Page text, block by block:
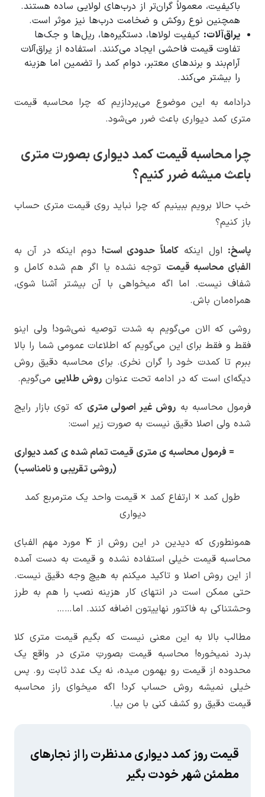
باکیفیت، معمولاً گران‌تر از درب‌های لولایی ساده هستند.
همچنین نوع روکش و ضخامت درب‌ها نیز موثر است.
یراق‌آلات: کیفیت لولاها، دستگیره‌ها، ریل‌ها و جک‌ها
تفاوت قیمت فاحشی ایجاد می‌کنند. استفاده از یراق‌آلات
آرام‌بند و برندهای معتبر، دوام کمد را تضمین اما هزینه
را بیشتر می‌کند.
درادامه به این موضوع می‌پردازیم که چرا محاسبه قیمت
متری کمد دیواری باعث ضرر می‌شود.
چرا محاسبه قیمت کمد دیواری بصورت متری
باعث میشه ضرر کنیم؟
خب حالا برویم ببینیم که چرا نباید روی قیمت متری حساب
باز کنیم؟
پاسخ: اول اینکهکاملاً حدودی است! دوم اینکه در آن به
الفبای محاسبه قیمت توجه نشده یا اگر هم شده کامل و
شفاف نیست. اما اگه میخواهی با آن بیشتر آشنا شوی،
همراه‌مان باش.
روشی که الان می‌گویم به شدت توصیه نمی‌شود! ولی اینو
فقط و فقط برای این می‌گویم که اطلاعات عمومی شما را بالا
ببرم تا کمدت خود را گران نخری. برای محاسبه دقیق روش
دیگه‌ای است که در ادامه تحت عنوان روش طلایی می‌گویم.
فرمول محاسبه به روش غیر اصولی متری که توی بازار رایج
شده ولی اصلا دقیق نیست به صورت زیر است:
= فرمول محاسبه ی متری قیمت تمام شده ی کمد دیواری
(روشی تقریبی و نامناسب)
طول کمد × ارتفاع کمد × قیمت واحد یک مترمربع کمد
دیواری
همونطوری که دیدین در این روش از 4 مورد مهم الفبای
محاسبه قیمت خیلی استفاده نشده و قیمت به دست آمده
از این روش اصلا و تاکید میکنم به هیچ وجه دقیق نیست.
حتی ممکن است در انتهای کار هزینه نصب را هم به طرز
وحشتناکی به فاکتور نهاییتون اضافه کنند. اما……
مطالب بالا به این معنی نیست که بگیم قیمت متری کلا
بدرد نمیخوره! محاسبه قیمت بصورتِ متری در واقع یک
محدوده از قیمت رو بهمون میده، نه یک عدد ثابت رو. پس
خیلی نمیشه روش حساب کرد! اگه میخوای راز محاسبه
قیمت دقیق رو کشف کنی با من بیا.
قیمت روز کمد دیواری مدنظرت را از نجارهای
مطمئن شهر خودت بگیر